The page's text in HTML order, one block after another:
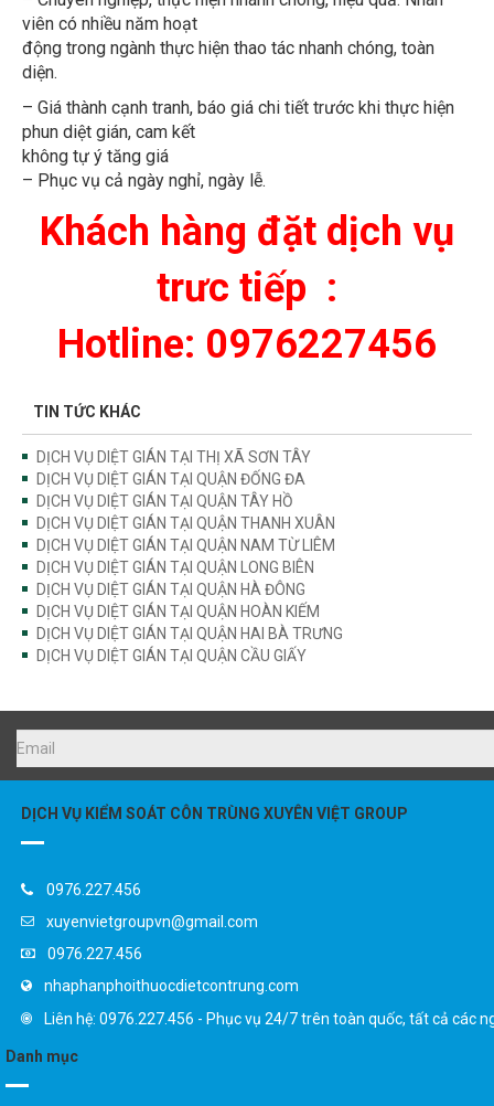
viên có nhiều năm hoạt
động trong ngành thực hiện thao tác nhanh chóng, toàn
diện.
– Giá thành cạnh tranh, báo giá chi tiết trước khi thực hiện
phun diệt gián, cam kết
không tự ý tăng giá
– Phục vụ cả ngày nghỉ, ngày lễ.
Khách hàng đặt dịch vụ
trưc tiếp :
Hotline: 0976227456
TIN TỨC KHÁC
DỊCH VỤ DIỆT GIÁN TẠI THỊ XÃ SƠN TÂY
DỊCH VỤ DIỆT GIÁN TẠI QUẬN ĐỐNG ĐA
DỊCH VỤ DIỆT GIÁN TẠI QUẬN TÂY HỒ
DỊCH VỤ DIỆT GIÁN TẠI QUẬN THANH XUÂN
DỊCH VỤ DIỆT GIÁN TẠI QUẬN NAM TỪ LIÊM
DỊCH VỤ DIỆT GIÁN TẠI QUẬN LONG BIÊN
DỊCH VỤ DIỆT GIÁN TẠI QUẬN HÀ ĐÔNG
DỊCH VỤ DIỆT GIÁN TẠI QUẬN HOÀN KIẾM
DỊCH VỤ DIỆT GIÁN TẠI QUẬN HAI BÀ TRƯNG
DỊCH VỤ DIỆT GIÁN TẠI QUẬN CẦU GIẤY
DỊCH VỤ KIỂM SOÁT CÔN TRÙNG XUYÊN VIỆT GROUP